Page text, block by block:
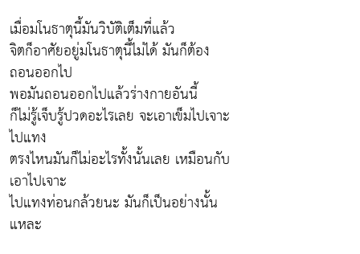
เมื่อมโนธาตุนี้มันวิบัติเต็มที่แล้ว
จิตก็อาศัยอยู่มโนธาตุนี้ไม่ได้ มันก็ต้อง
ถอนออกไป
พอมันถอนออกไปแล้วร่างกายอันนี้
ก็ไม่รู้เจ็บรู้ปวดอะไรเลย จะเอาเข็มไปเจาะ
ไปแทง
ตรงไหนมันก็ไม่อะไรทั้งนั้นเลย เหมือนกับ
เอาไปเจาะ
ไปแทงท่อนกล้วยนะ มันก็เป็นอย่างนั้น
แหละ